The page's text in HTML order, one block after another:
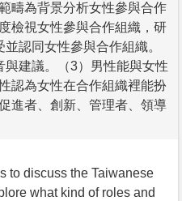
疇為背景分析女性參與合作
檢視女性參與合作組織，研
認同女性參與合作組織。
與建議。（3）男性能與女性
認為女性在合作組織裡能扮
進者、創新、管理者、領導
to discuss the Taiwanese
what kind of roles and